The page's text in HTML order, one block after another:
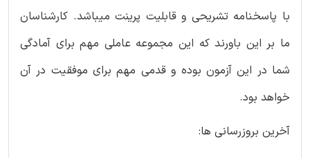
با پاسخنامه تشریحی و قابلیت پرینت میباشد. کارشناسان
ما بر این باورند که این مجموعه عاملی مهم برای آمادگی
شما در این آزمون بوده و قدمی مهم برای موفقیت در آن
خواهد بود.
آخرین بروزرسانی ها: